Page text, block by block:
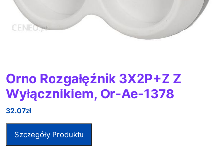
Orno Rozgałęźnik 3X2P+Z Z
Wyłącznikiem, Or-Ae-1378
32.07zł
Szczegóły Produktu